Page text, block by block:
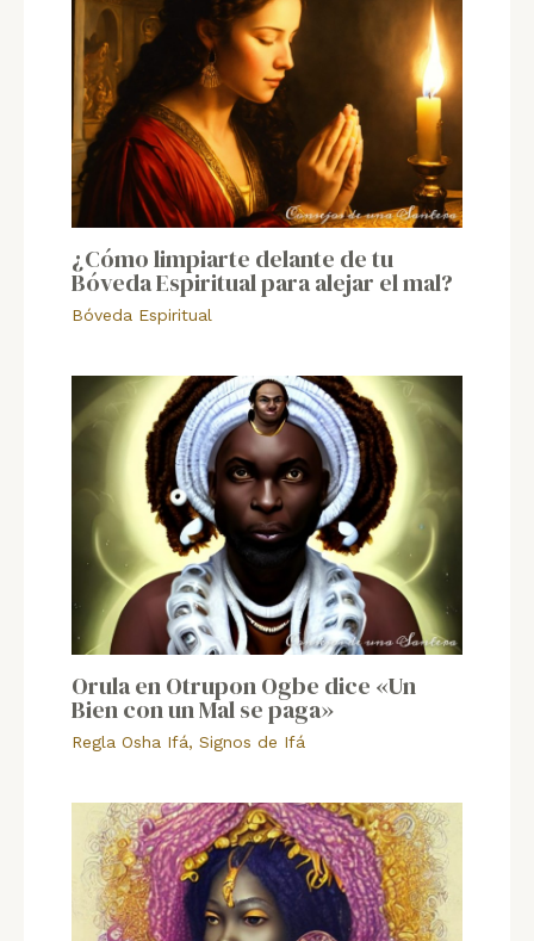
¿Cómo limpiarte delante de tu
Bóveda Espiritual para alejar el mal?
Bóveda Espiritual
Orula en Otrupon Ogbe dice «Un
Bien con un Mal se paga»
Regla Osha Ifá, Signos de Ifá